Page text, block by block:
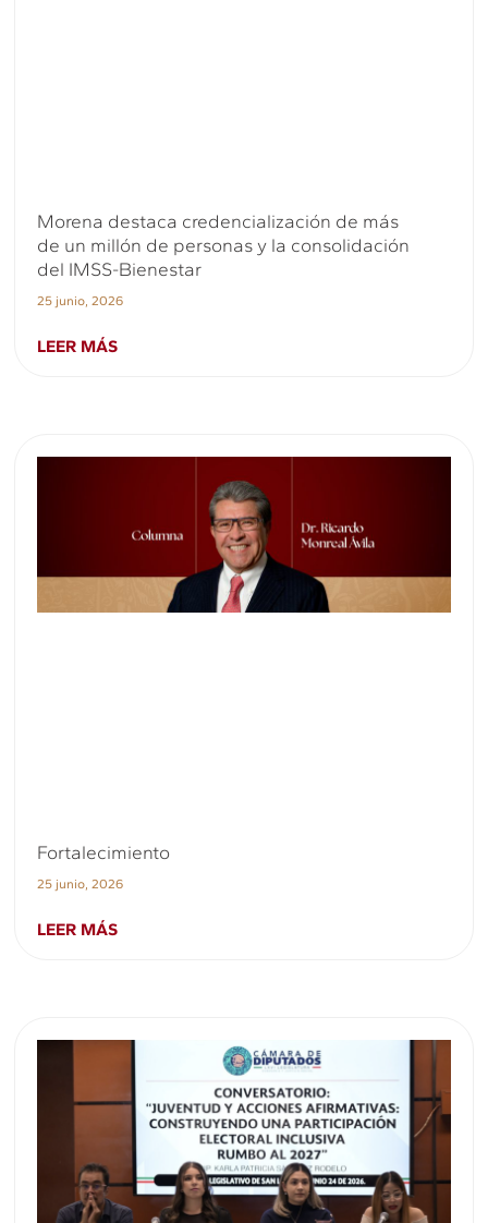
Morena destaca credencialización de más
de un millón de personas y la consolidación
del IMSS-Bienestar
25 junio, 2026
LEER MÁS
Fortalecimiento
25 junio, 2026
LEER MÁS